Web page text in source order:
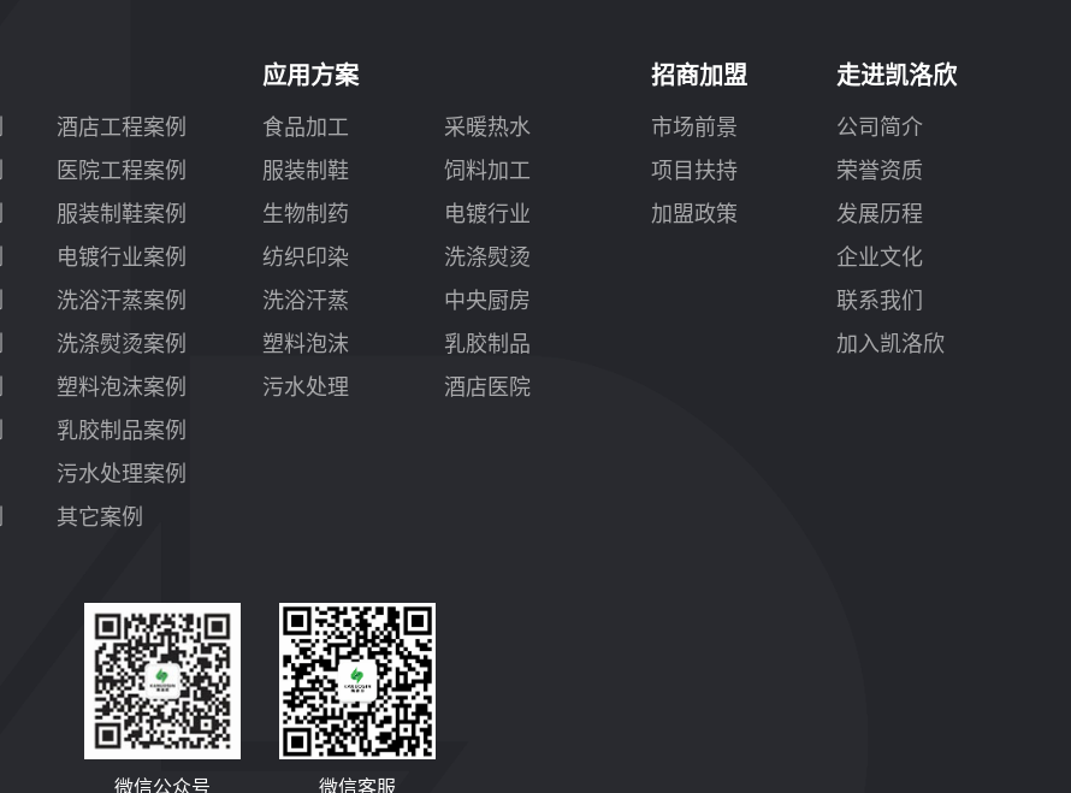
酒店工程案例
医院工程案例
服装制鞋案例
电镀行业案例
洗浴汗蒸案例
洗涤熨烫案例
塑料泡沫案例
乳胶制品案例
污水处理案例
其它案例
应用方案
食品加工
采暖热水
服装制鞋
饲料加工
生物制药
电镀行业
纺织印染
洗涤熨烫
洗浴汗蒸
中央厨房
塑料泡沫
乳胶制品
污水处理
酒店医院
招商加盟
市场前景
项目扶持
加盟政策
走进凯洛欣
公司简介
荣誉资质
发展历程
企业文化
联系我们
加入凯洛欣
微信公众号 微信客服